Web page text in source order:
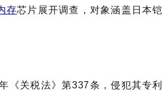
存芯片展开调查，对象涵盖日本铠
《关税法》第337条，侵犯其专